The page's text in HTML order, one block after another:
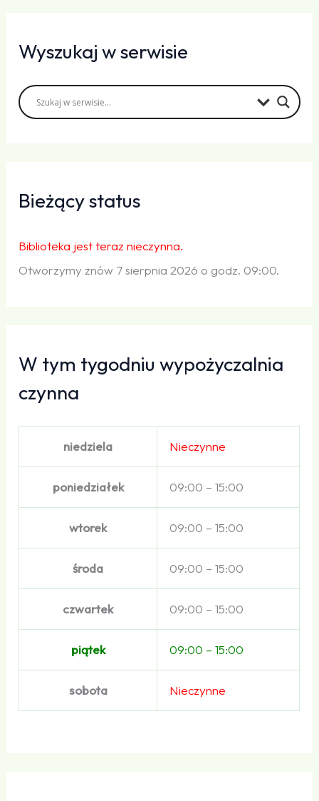
Wyszukaj w serwisie
Bieżący status
Biblioteka jest teraz nieczynna.
Otworzymy znów 7 sierpnia 2026 o godz. 09:00.
W tym tygodniu wypożyczalnia
czynna
niedziela Nieczynne
poniedziałek 09:00 – 15:00
wtorek 09:00 – 15:00
środa 09:00 – 15:00
czwartek 09:00 – 15:00
piątek 09:00 – 15:00
sobota Nieczynne